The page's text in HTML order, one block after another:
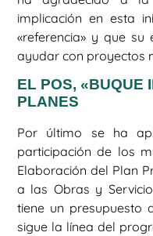
implicación en esta
«referencia» y que su
ayudar con proyectos
EL POS, «BUQUE
PLANES
Por último se ha
participación de los
Elaboración del Plan
a las Obras y
tiene un presupuesto
sigue la línea del